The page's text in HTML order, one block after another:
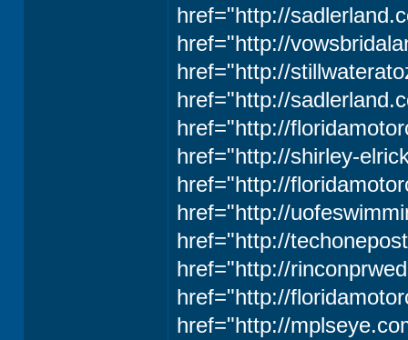
href="http://
href="http://
href="http://
href="http://
href="http://
href="http://shirley-
href="http://
href="http://
href="http://
href="http://
href="http://
href="http://